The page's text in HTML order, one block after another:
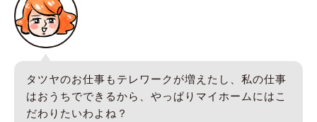
タツヤのお仕事もテレワークが増えたし、私の仕事
はおうちでできるから、やっぱりマイホームにはこ
だわりたいわよね？